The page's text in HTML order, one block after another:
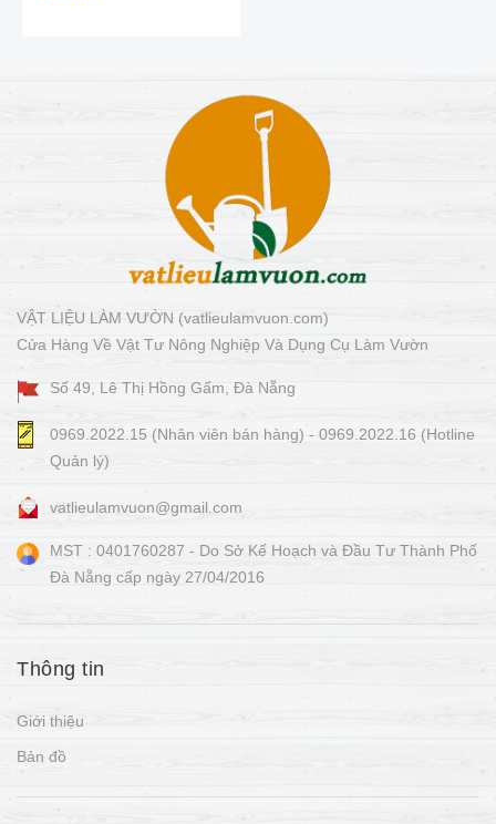
VẬT LIỆU LÀM VƯỜN (vatlieulamvuon.com)
Cửa Hàng Về Vật Tư Nông Nghiệp Và Dụng Cụ Làm Vườn
Số 49, Lê Thị Hồng Gấm, Đà Nẵng
0969.2022.15 (Nhân viên bán hàng) - 0969.2022.16 (Hotline
Quản lý)
vatlieulamvuon@gmail.com
MST : 0401760287 - Do Sở Kế Hoạch và Đầu Tư Thành Phố
Đà Nẵng cấp ngày 27/04/2016
Thông tin
Giới thiệu
Bản đồ